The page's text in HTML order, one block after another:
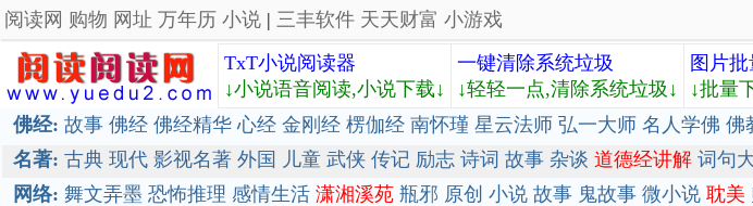
阅读网 购物 网址 万年历 小说 | 三丰软件 天天财富 小游戏
TxT小说阅读器
↓小说语音阅读,小说下载↓
一键清除系统垃圾
↓轻轻一点,清除系统垃圾↓
图片
↓批量
佛经: 故事 佛经 佛经精华 心经 金刚经 楞伽经 南怀瑾 星云法师 弘一大师 名人学佛 佛
名著: 古典 现代 影视名著 外国 儿童 武侠 传记 励志 诗词 故事 杂谈 道德经讲解 词句
网络: 舞文弄墨 恐怖推理 感情生活 潇湘溪苑 瓶邪 原创 小说 故事 鬼故事 微小说 耽美